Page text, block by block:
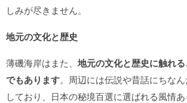
しみが尽きません。
地元の文化と歴史
薄磯海岸はまた、 地元の文化と歴史に触れ
でもあります。周辺には伝説や昔話にちな
しており、日本の秘境百選に選ばれる風情